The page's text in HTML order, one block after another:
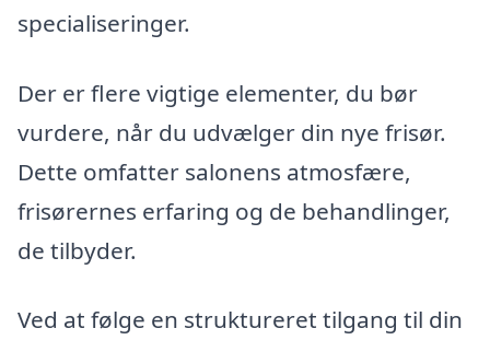
specialiseringer.
Der er flere vigtige elementer, du bør
vurdere, når du udvælger din nye frisør.
Dette omfatter salonens atmosfære,
frisørernes erfaring og de behandlinger,
de tilbyder.
Ved at følge en struktureret tilgang til din